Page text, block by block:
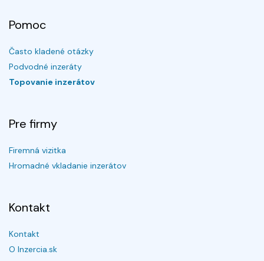
Pomoc
Často kladené otázky
Podvodné inzeráty
Topovanie inzerátov
Pre firmy
Firemná vizitka
Hromadné vkladanie inzerátov
Kontakt
Kontakt
O Inzercia.sk